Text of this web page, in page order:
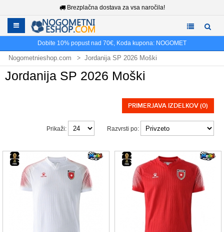
Brezplačna dostava za vsa naročila!
Dobite 10% popust nad 70€, Koda kupona: NOGOMET
Nogometnieshop.com Jordanija SP 2026 Moški
Jordanija SP 2026 Moški
PRIMERJAVA IZDELKOV (0)
Razvrsti po:
Prikaži: